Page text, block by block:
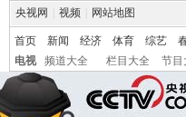
央视网 视频 网站地图
首页 新闻 经济 体育 综艺
电视
频道大全 栏目大全 节目